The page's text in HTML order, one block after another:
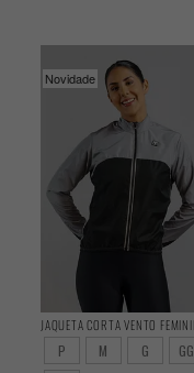
Novidade
P M G
GG